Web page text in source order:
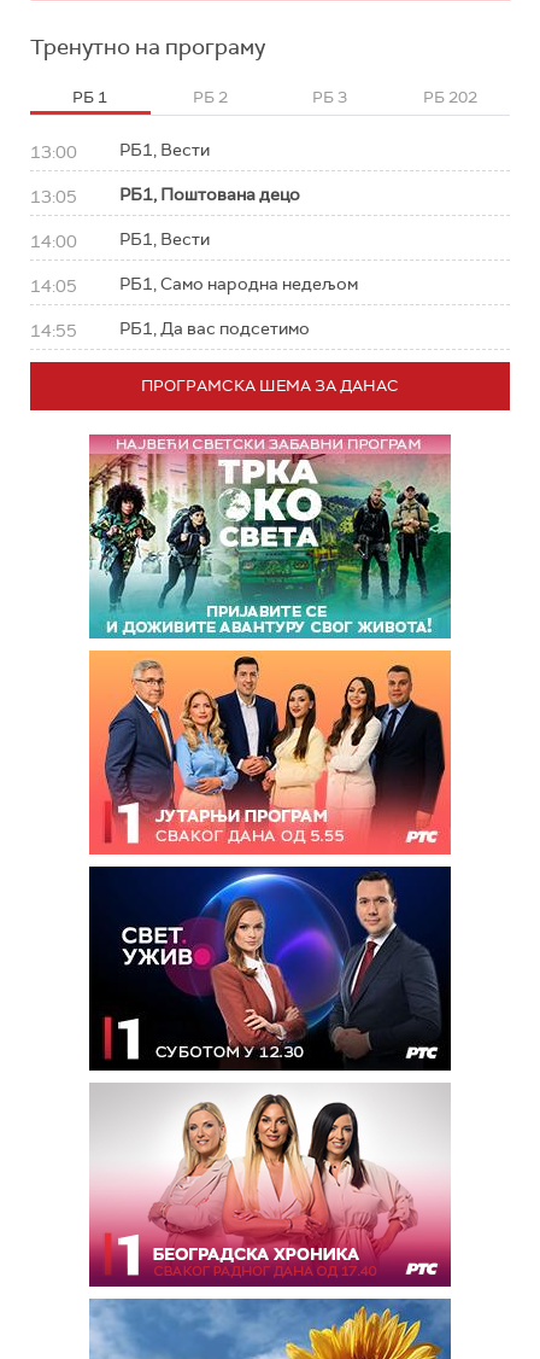
Тренутно на програму
РБ 1 РБ 2 РБ 3 РБ 202
13:00 РБ1, Вести
13:05 РБ1, Поштована децо
14:00 РБ1, Вести
14:05 РБ1, Само народна недељом
14:55 РБ1, Да вас подсетимо
ПРОГРАМСКА ШЕМА ЗА ДАНАС